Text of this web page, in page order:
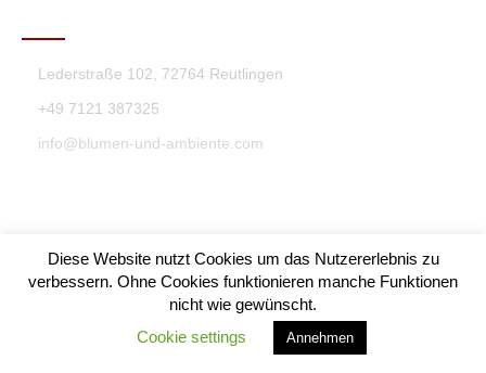
Lederstraße 102, 72764 Reutlingen
+49 7121 387325
info@blumen-und-ambiente.com
Blumen & Ambiente Theme By SKT Themes
Diese Website nutzt Cookies um das Nutzererlebnis zu
verbessern. Ohne Cookies funktionieren manche Funktionen
nicht wie gewünscht.
Cookie settings
Annehmen